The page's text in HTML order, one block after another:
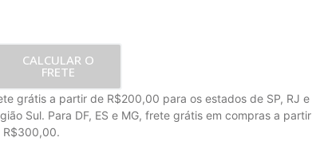
CALCULAR O
FRETE
grátis a partir de R$200,00 para os estados de SP, RJ e
Sul. Para DF, ES e MG, frete grátis em compras a partir
R$300,00.